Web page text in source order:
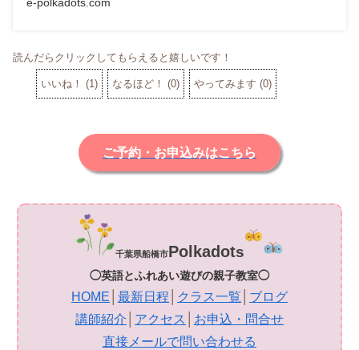
読んだらクリックしてもらえると嬉しいです！
いいね！ (1) なるほど！ (0) やってみます (0)
ご予約・お申込みはこちら
千葉県船橋市Polkadots
◯英語とふれあい遊びの親子教室◯
HOME 最新日程 クラス一覧
ブログ
講師紹介
アクセス
お申込・問合せ
直接メールで問い合わせる